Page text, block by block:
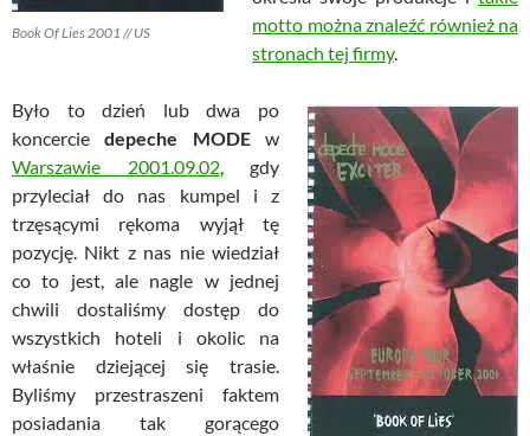
Book Of Lies 2001 // US
motto można znaleźć również na
stronach tej firmy.
Było to dzień lub dwa po
koncerciedepeche MODEw
Warszawie 2001.09.02, gdy
przyleciał do nas kumpel i z
trzęsącymi rękoma wyjął tę
pozycję. Nikt z nas nie wiedział
co to jest, ale nagle w jednej
chwili dostaliśmy dostęp do
wszystkich hoteli i okolic na
właśnie dziejącej się trasie.
Byliśmy przestraszeni faktem
posiadania tak gorącego